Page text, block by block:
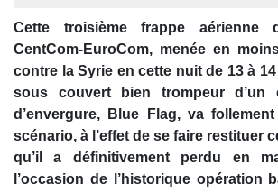
Cette troisième frappe aérienne
CentCom-EuroCom, menée en
contre la Syrie en cette nuit de 13 à
sous couvert bien trompeur d’un
d’envergure, Blue Flag, va
scénario, à l’effet de se faire restituer
qu’il a définitivement perdu en
l’occasion de l’historique opération